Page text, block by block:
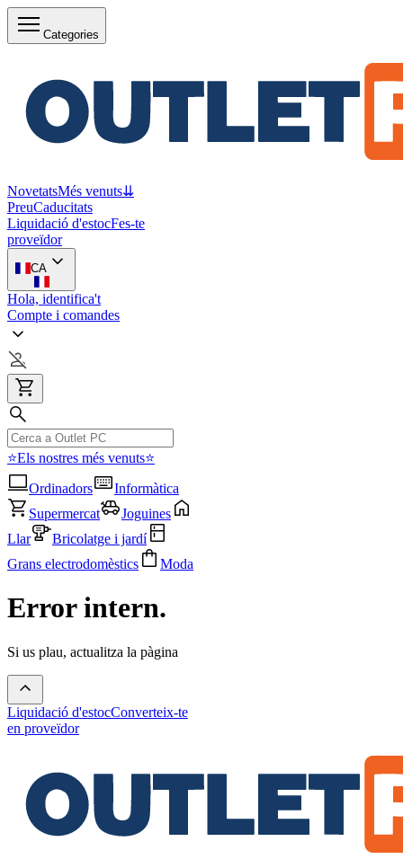
Categories
NovetatsMés venuts⇊
PreuCaducitats
Liquidació d'estocFes-te
proveïdor
CA
Hola, identifica't
Compte i comandes
⭐Els nostres més venuts⭐
Ordinadors
Informàtica
Supermercat
Joguines
Llar
Bricolatge i jardí
Grans electrodomèstics
Moda
Error intern.
Si us plau, actualitza la pàgina
Liquidació d'estocConverteix-te
en proveïdor